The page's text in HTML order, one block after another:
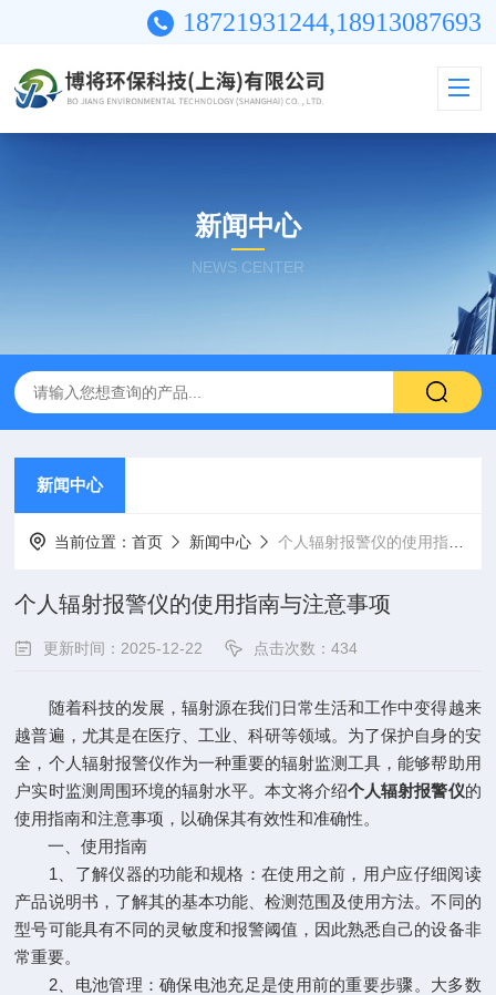
18721931244,18913087693
新闻中心
NEWS CENTER
新闻中心
当前位置：首页 新闻中心 个人辐射报警仪的使用指南与注意事项
个人辐射报警仪的使用指南与注意事项
更新时间：2025-12-22 点击次数：434
随着科技的发展，辐射源在我们日常生活和工作中变得越来
越普遍，尤其是在医疗、工业、科研等领域。为了保护自身的安
全，个人辐射报警仪作为一种重要的辐射监测工具，能够帮助用
户实时监测周围环境的辐射水平。本文将介绍个人辐射报警仪的
使用指南和注意事项，以确保其有效性和准确性。
一、使用指南
1、了解仪器的功能和规格：在使用之前，用户应仔细阅读
产品说明书，了解其的基本功能、检测范围及使用方法。不同的
型号可能具有不同的灵敏度和报警阈值，因此熟悉自己的设备非
常重要。
2、电池管理：确保电池充足是使用前的重要步骤。大多数